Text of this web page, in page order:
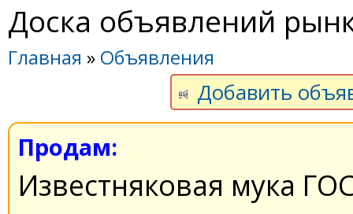
Доска объявлений
Главная » Объявления
Добавить
Продам:
Известняковая мука